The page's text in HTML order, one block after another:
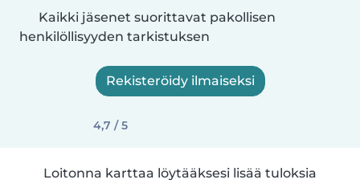
Kaikki jäsenet suorittavat pakollisen
henkilöllisyyden tarkistuksen
Rekisteröidy ilmaiseksi
4,7 / 5
Loitonna karttaa löytääksesi lisää tuloksia